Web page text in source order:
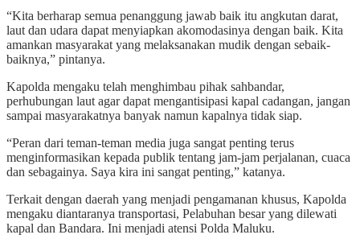
“Kita berharap semua penanggung jawab baik itu angkutan darat,
laut dan udara dapat menyiapkan akomodasinya dengan baik. Kita
amankan masyarakat yang melaksanakan mudik dengan sebaik-
baiknya,” pintanya.
Kapolda mengaku telah menghimbau pihak sahbandar,
perhubungan laut agar dapat mengantisipasi kapal cadangan, jangan
sampai masyarakatnya banyak namun kapalnya tidak siap.
“Peran dari teman-teman media juga sangat penting terus
menginformasikan kepada publik tentang jam-jam perjalanan, cuaca
dan sebagainya. Saya kira ini sangat penting,” katanya.
Terkait dengan daerah yang menjadi pengamanan khusus, Kapolda
mengaku diantaranya transportasi, Pelabuhan besar yang dilewati
kapal dan Bandara. Ini menjadi atensi Polda Maluku.